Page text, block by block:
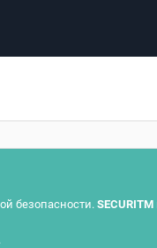
безопасности. SECURITM